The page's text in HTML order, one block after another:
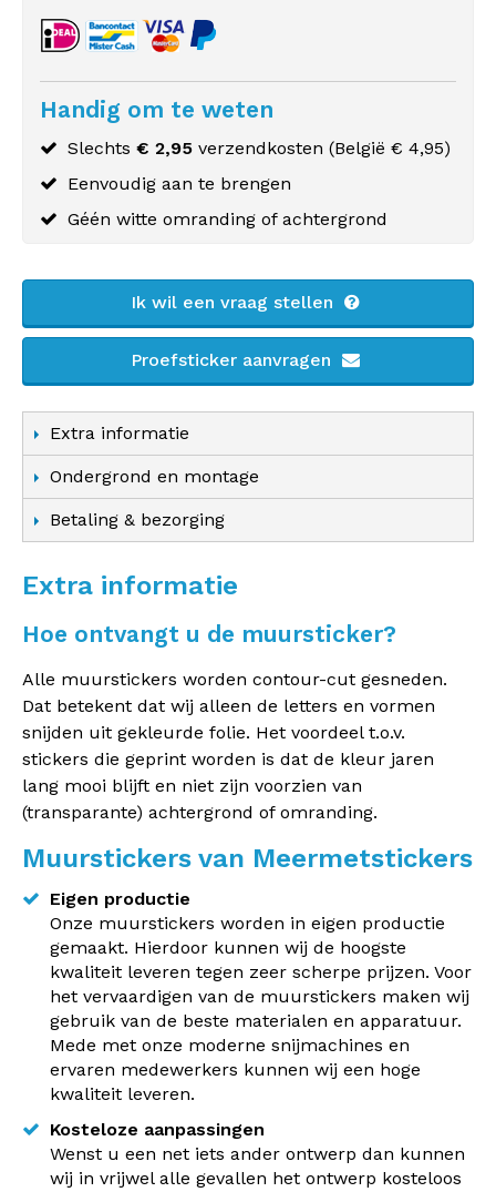
Handig om te weten
Slechts € 2,95 verzendkosten (België € 4,95)
Eenvoudig aan te brengen
Géén witte omranding of achtergrond
Ik wil een vraag stellen
Proefsticker aanvragen
Extra informatie
Ondergrond en montage
Betaling & bezorging
Extra informatie
Hoe ontvangt u de muursticker?
Alle muurstickers worden contour-cut gesneden.
Dat betekent dat wij alleen de letters en vormen
snijden uit gekleurde folie. Het voordeel t.o.v.
stickers die geprint worden is dat de kleur jaren
lang mooi blijft en niet zijn voorzien van
(transparante) achtergrond of omranding.
Muurstickers van Meermetstickers
Eigen productie
Onze muurstickers worden in eigen productie
gemaakt. Hierdoor kunnen wij de hoogste
kwaliteit leveren tegen zeer scherpe prijzen. Voor
het vervaardigen van de muurstickers maken wij
gebruik van de beste materialen en apparatuur.
Mede met onze moderne snijmachines en
ervaren medewerkers kunnen wij een hoge
kwaliteit leveren.
Kosteloze aanpassingen
Wenst u een net iets ander ontwerp dan kunnen
wij in vrijwel alle gevallen het ontwerp kosteloos